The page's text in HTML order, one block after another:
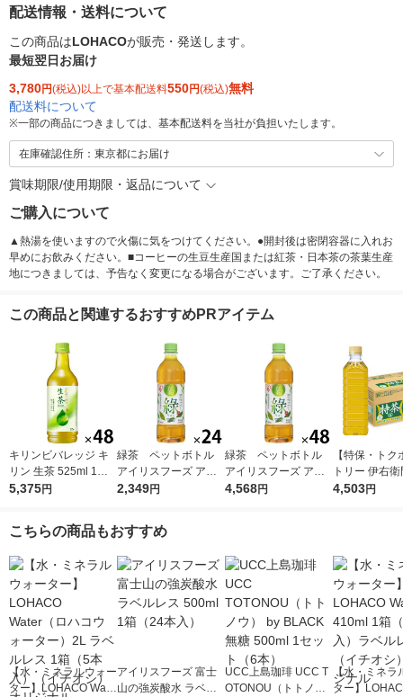
配送情報・送料について
この商品はLOHACOが販売・発送します。
最短翌日お届け
3,780円(税込)以上で基本配送料550円(税込)無料
配送料について
※一部の商品につきましては、基本配送料を当社が負担いたします。
在庫確認住所：東京都にお届け
賞味期限/使用期限・返品について
ご購入について
▲熱湯を使いますので火傷に気をつけてください。●開封後は密閉容器に入れお
早めにお飲みください。■コーヒーの生豆生産国または紅茶・日本茶の茶葉生産
地につきましては、予告なく変更になる場合がございます。ご了承ください。
この商品と関連するおすすめPRアイテム
キリンビバレッジ キ
リン 生茶 525ml 1セ
ット（48本） お茶 緑
5,375円
緑茶 ペットボトル
アイリスフーズ アイ
リスのお茶 500ml 1箱
2,349円
緑茶 ペットボトル
アイリスフーズ アイ
リスのお茶 500ml 1セ
4,568円
【特保・トク
トリー 伊右
ラベルレス
4,503円
こちらの商品もおすすめ
【水・ミネラルウォー
ター】LOHACO Wate
アイリスフーズ 富士
山の強炭酸水 ラベル
UCC上島珈琲 UCC T
OTONOU（トトノ
【水・ミネラ
ター】